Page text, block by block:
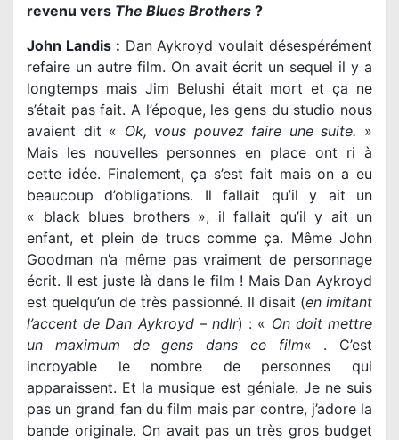
revenu vers The Blues Brothers ?
John Landis : Dan Aykroyd voulait désespérément
refaire un autre film. On avait écrit un sequel il y a
longtemps mais Jim Belushi était mort et ça ne
s’était pas fait. A l’époque, les gens du studio nous
avaient dit « Ok, vous pouvez faire une suite. »
Mais les nouvelles personnes en place ont ri à
cette idée. Finalement, ça s’est fait mais on a eu
beaucoup d’obligations. Il fallait qu’il y ait un
« black blues brothers », il fallait qu’il y ait un
enfant, et plein de trucs comme ça. Même John
Goodman n’a même pas vraiment de personnage
écrit. Il est juste là dans le film ! Mais Dan Aykroyd
est quelqu’un de très passionné. Il disait (en imitant
l’accent de Dan Aykroyd – ndlr) : « On doit mettre
un maximum de gens dans ce film« . C’est
incroyable le nombre de personnes qui
apparaissent. Et la musique est géniale. Je ne suis
pas un grand fan du film mais par contre, j’adore la
bande originale. On avait pas un très gros budget